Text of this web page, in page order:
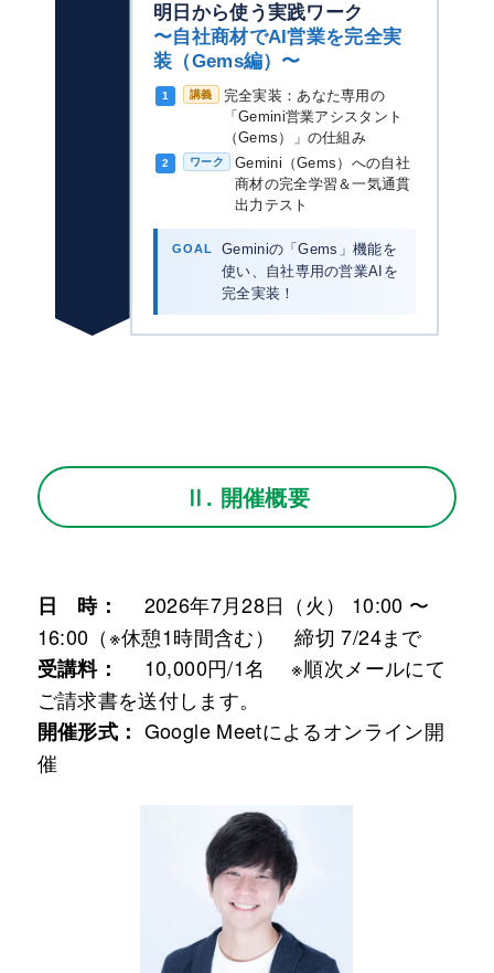
明日から使う実践ワーク
〜自社商材でAI営業を完全実
装（Gems編）〜
1 講義
完全実装：あなた専用の
「Gemini営業アシスタント
（Gems）」の仕組み
2 ワーク
Gemini（Gems）への自社
商材の完全学習＆一気通貫
出力テスト
GOAL
Geminiの「Gems」機能を
使い、自社専用の営業AIを
完全実装！
Ⅱ. 開催概要
日 時：
2026年7月28日（火） 10:00 〜
16:00（※休憩1時間含む） 締切 7/24まで
受講料：
10,000円/1名 ※順次メールにて
ご請求書を送付します。
開催形式： Google Meetによるオンライン開
催